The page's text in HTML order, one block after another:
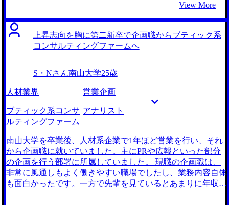
みのケースだったため、落ち着いて受け答えができました。
入念な面接対策の甲斐あり、最も入りたかった会社から無事
内定を獲得することができました。年収もアップしたため、
何も言うことはない100点の転職でした。 非常に満足してい
るため特にありません。 転職前は年収500万円、転職後は年
め、今はとにかく仕事をするのが楽しみです。成長し、ゆく
につけたいと考えています。
追いつくためには、私自身がハードな環境に飛び込み、成長
したいと感じました。コンサル業界は、漠然と優秀な人が多
いというイメージを抱いており、実際にクライアントの高い
期待に応えるためにタフに働ける業界だと認識していまし
がきっかけです。 3社です。 MyVisionさんの転職実績を見
て、職種を問わずに支援をしているという印象を受けまし
た。まずは何からアピールすれば良いのかという状態だった
こともあり、話を聞いてみようと思いました。 実際に初回
面談では、非常に親身にコンサルティングファームについて
ていただけたので、MyVisionさんを利用しようと決めまし
た。 菅原さんには、今まで自分が行ってきた業務内容を丁
寧にヒアリングしていただき、自分ならではのアピールポイ
ントを見つけ出していただきました。例えば私が過去行っ
た、アルバイトの離職率低減を目的とした活動を、これなら
View More
上昇志向を胸に第二新卒で企画職からブティック系
コンサルティングファームへ
S・Nさん南山大学25歳
人材業界 営業企画
ブティック系コンサ
ルティングファーム
アナリスト
南山大学を卒業後、人材系企業で1年ほど営業を行い、それ
から企画職に就いていました。主にPRや広報といった部分
の企画を行う部署に所属していました。 現職の企画職は、
非常に風通しもよく働きやすい職場でしたし、業務内容自体
も面白かったです。一方で先輩を見ているとあまりに年収の